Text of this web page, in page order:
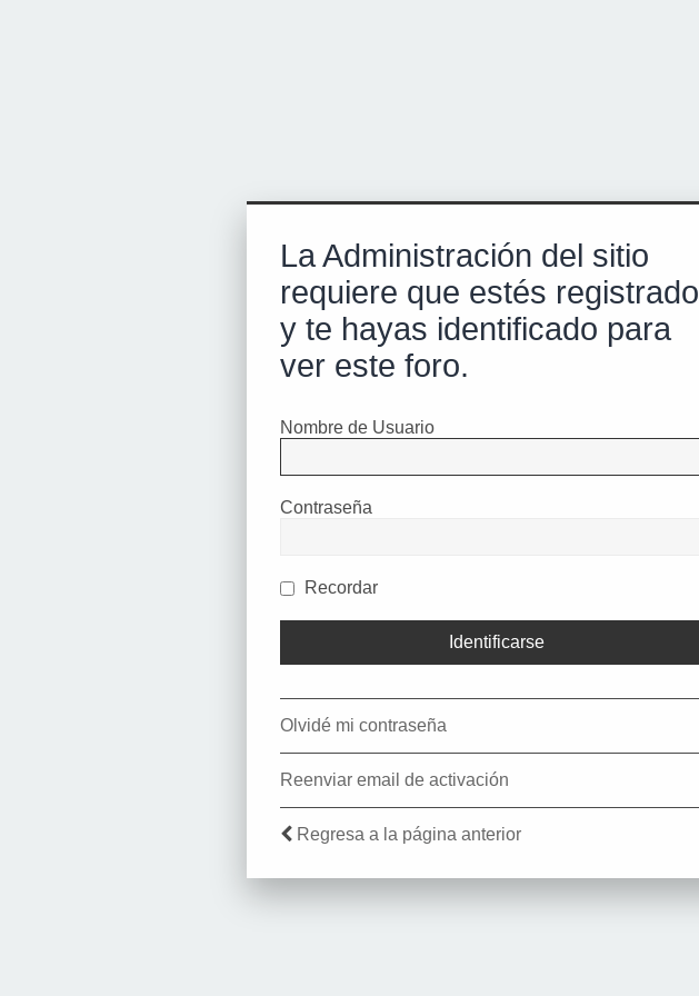
La Administración del sitio
requiere que estés registrado
y te hayas identificado para
ver este foro.
Nombre de Usuario
Contraseña
Recordar
Olvidé mi contraseña
Reenviar email de activación
Regresa a la página anterior